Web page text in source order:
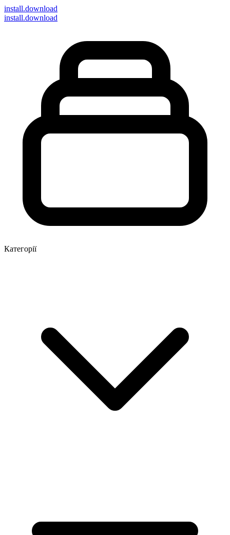
install.download
install.download
Категорії